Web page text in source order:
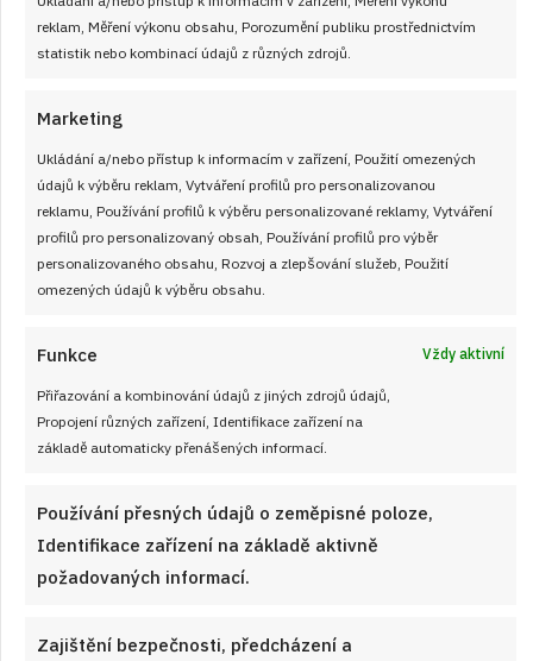
reklam, Měření výkonu obsahu, Porozumění publiku prostřednictvím
statistik nebo kombinací údajů z různých zdrojů.
Marketing
Ukládání a/nebo přístup k informacím v zařízení, Použití omezených
údajů k výběru reklam, Vytváření profilů pro personalizovanou
reklamu, Používání profilů k výběru personalizované reklamy, Vytváření
profilů pro personalizovaný obsah, Používání profilů pro výběr
personalizovaného obsahu, Rozvoj a zlepšování služeb, Použití
omezených údajů k výběru obsahu.
Funkce Vždy aktivní
Přiřazování a kombinování údajů z jiných zdrojů údajů,
Propojení různých zařízení, Identifikace zařízení na
základě automaticky přenášených informací.
Používání přesných údajů o zeměpisné poloze,
Identifikace zařízení na základě aktivně
požadovaných informací.
Zajištění bezpečnosti, předcházení a
3. 3. 2026
Hrnkové nebeské meďáky v čokoládě – ke
Hrnkový medovník podle tohoto receptu není složitý, ale
jeho příprava zabere čas. Zejména při čekání na jeho uležení.
ČÍST RECEPT